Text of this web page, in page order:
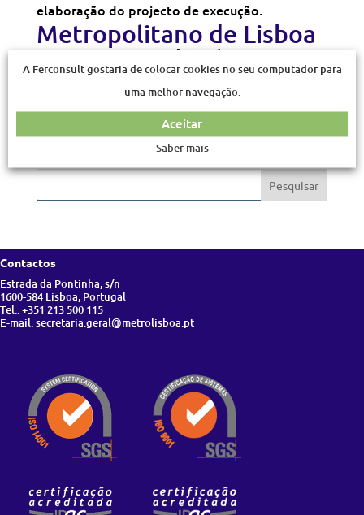
elaboração do projecto de execução.
Metropolitano de Lisboa
– Estação Odivelas
Coordenação geral, assistência ao Empreiteiro e
elaboração do projeto de execução.
« Older Entries
Contactos
Estrada da Pontinha, s/n
1600-584 Lisboa, Portugal
Tel.: +351 213 500 115
E-mail: secretaria.geral@metrolisboa.pt
A Ferconsult gostaria de colocar cookies no seu computador para
uma melhor navegação.
Aceitar
Saber mais